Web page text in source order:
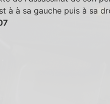
à à sa gauche puis à sa